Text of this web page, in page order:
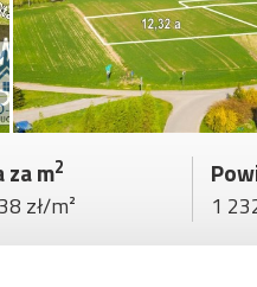
za m2
zł/m² 1